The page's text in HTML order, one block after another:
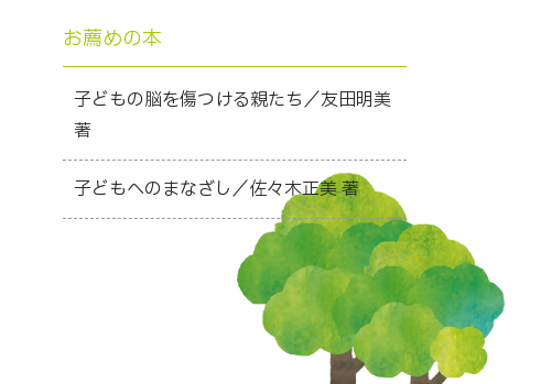
お薦めの本
子どもの脳を傷つける親たち／友田明美
著
子どもへのまなざし／佐々木正美 著